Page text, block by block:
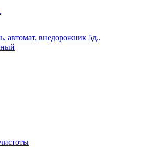
автомат, внедорожник 5д.,